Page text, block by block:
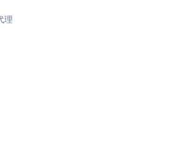
理